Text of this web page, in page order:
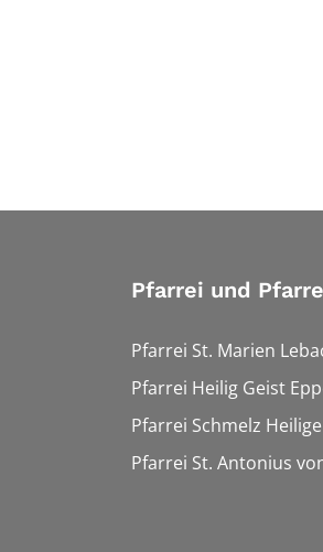
Pfarrei und
Pfarrei St. Marien
Pfarrei Heilig Geist
Pfarrei Schmelz
Pfarrei St. Antonius